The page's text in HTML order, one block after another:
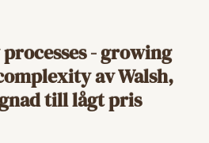
- growing
av Walsh,
till lågt pris